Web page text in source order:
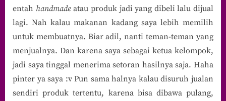
entah handmadeatau produk jadi yang dibeli lalu dijual
lagi. Nah kalau makanan kadang saya lebih memilih
untuk membuatnya. Biar adil, nanti teman-teman yang
menjualnya. Dan karena saya sebagai ketua kelompok,
jadi saya tinggal menerima setoran hasilnya saja. Haha
pinter ya saya :v Pun sama halnya kalau disuruh jualan
sendiri produk tertentu, karena bisa dibawa pulang,